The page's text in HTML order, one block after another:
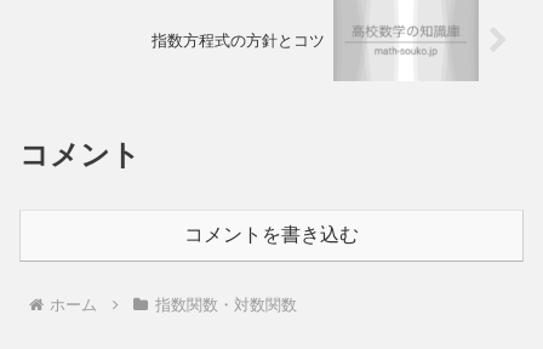
指数方程式の方針とコツ
コメント
コメントを書き込む
ホーム 指数関数・対数関数